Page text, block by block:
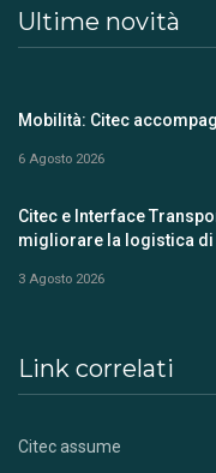
Ultime novità
Mobilità: Citec
6 Agosto 2026
Citec e Interface
migliorare la logistica di
3 Agosto 2026
Link correlati
Citec assume